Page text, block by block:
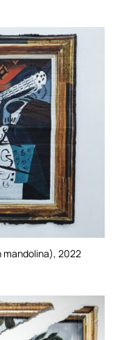
mandolina), 2022